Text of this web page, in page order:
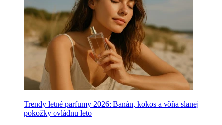
Trendy letné parfumy 2026: Banán, kokos a vôňa slanej
pokožky ovládnu leto